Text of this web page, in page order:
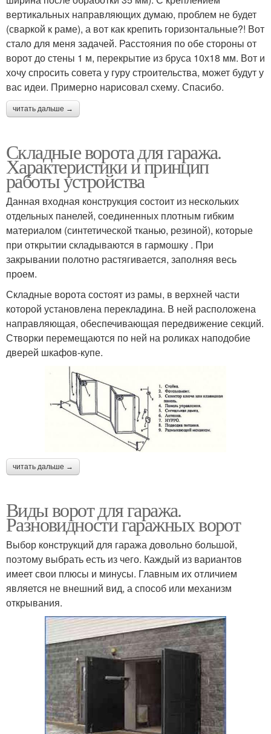
вертикальных направляющих думаю, проблем не будет
(сваркой к раме), а вот как крепить горизонтальные?! Вот
стало для меня задачей. Расстояния по обе стороны от
ворот до стены 1 м, перекрытие из бруса 10х18 мм. Вот и
хочу спросить совета у гуру строительства, может будут у
вас идеи. Примерно нарисовал схему. Спасибо.
читать дальше →
Складные ворота для гаража.
Характеристики и принцип
работы устройства
Данная входная конструкция состоит из нескольких
отдельных панелей, соединенных плотным гибким
материалом (синтетической тканью, резиной), которые
при открытии складываются в гармошку . При
закрывании полотно растягивается, заполняя весь
проем.
Складные ворота состоят из рамы, в верхней части
которой установлена перекладина. В ней расположена
направляющая, обеспечивающая передвижение секций.
Створки перемещаются по ней на роликах наподобие
дверей шкафов-купе.
читать дальше →
Виды ворот для гаража.
Разновидности гаражных ворот
Выбор конструкций для гаража довольно большой,
поэтому выбрать есть из чего. Каждый из вариантов
имеет свои плюсы и минусы. Главным их отличием
является не внешний вид, а способ или механизм
открывания.